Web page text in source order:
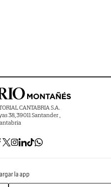
CANTABRIA S.A.
38, 39011 Santander ,
la app